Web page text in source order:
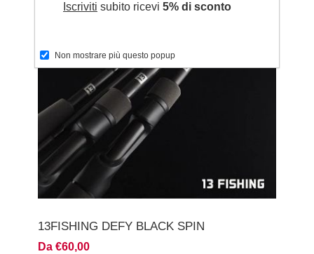
13FISHING DEFY BLACK SPIN
Da €60,00
Iscriviti subito ricevi 5% di sconto
Non mostrare più questo popup